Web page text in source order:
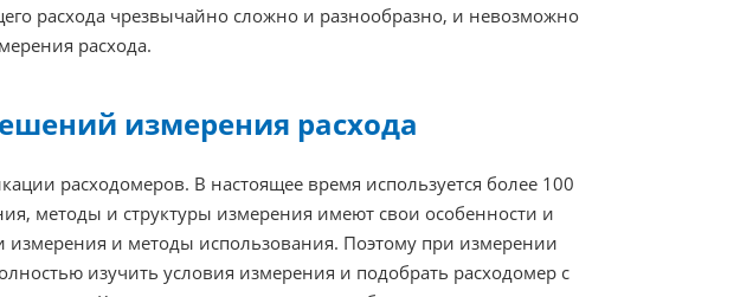
расхода чрезвычайно сложно и разнообразно, и невозможно
расхода.
измерения расхода
расходомеров. В настоящее время используется более 100
методы и структуры измерения имеют свои особенности и
измерения и методы использования. Поэтому при измерении
изучить условия измерения и подобрать расходомер с